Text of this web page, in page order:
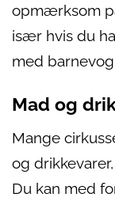
opmærksom
især hvis du
med
Mad og
Mange
og
Du kan med